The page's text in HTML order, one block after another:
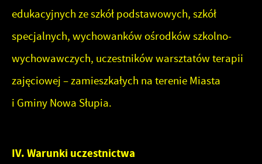
edukacyjnych ze szkół podstawowych, szkół
specjalnych, wychowanków ośrodków szkolno-
wychowawczych, uczestników warsztatów terapii
zajęciowej – zamieszkałych na terenie Miasta
i Gminy Nowa Słupia.
IV. Warunki uczestnictwa